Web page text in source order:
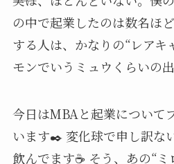
の中で起業したのは数名ほ
する人は、かなりの“レアキ
モンでいうミュウくらいの出
今日はMBAと起業について
います✒️ 変化球で申し訳な
飲んでます☕️ そう、あの“